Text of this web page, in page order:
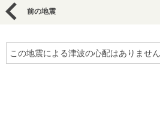
前の地震
この地震による津波の心配はありません